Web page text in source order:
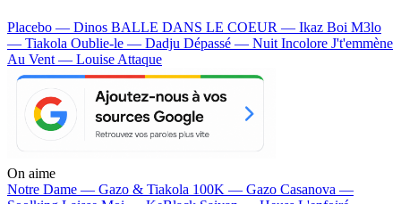
Placebo — Dinos BALLE DANS LE COEUR — Ikaz Boi M3lo
— Tiakola Oublie-le — Dadju Dépassé — Nuit Incolore J't'emmène
Au Vent — Louise Attaque
On aime
Notre Dame — Gazo & Tiakola 100K — Gazo Casanova —